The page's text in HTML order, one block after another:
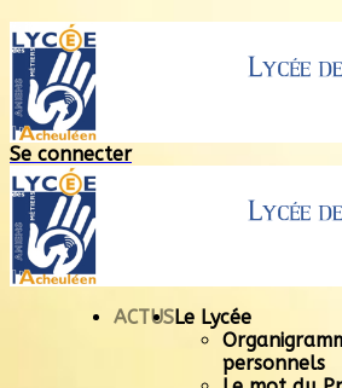
Se connecter
ACTUSLe Lycée
personnels